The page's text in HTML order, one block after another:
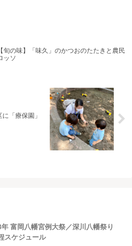
【旬の味】「味久」のかつおのたたきと農民
ッソ
「療保園」
富岡八幡宮例大祭／深川八幡祭り
スケジュール